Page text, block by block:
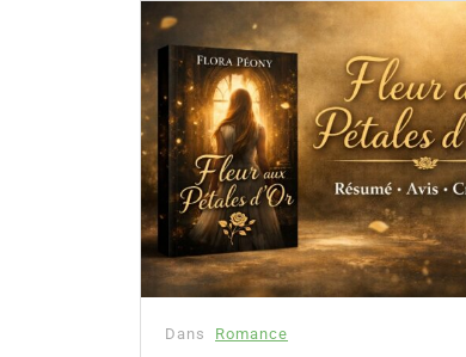
Dans Romance